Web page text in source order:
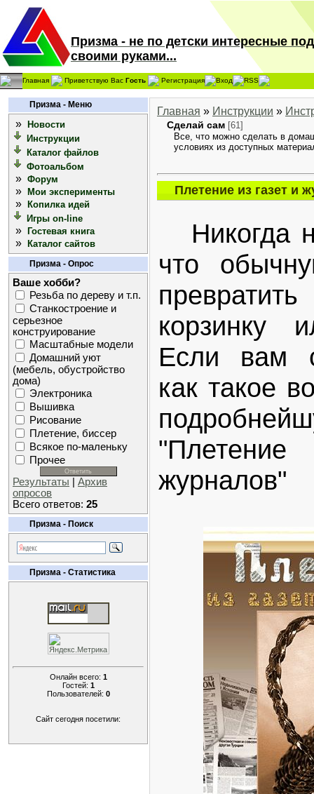
Призма - не по детски интересные
своими руками...
Главная Приветствую Вас Гость Регистрация Вход RSS
Призма - Меню
»
Новости
Инструкции
Каталог файлов
Фотоальбом
» Форум
» Мои эксперименты
»
Копилка идей
Игры on-line
» Гостевая книга
» Каталог сайтов
Призма - Опрос
Ваше хобби?
Резьба по дереву и т.п.
Станкостроение и
серьезное
конструирование
Масштабные модели
Домашний уют
(мебель, обустройство
дома)
Электроника
Вышивка
Рисование
Плетение, биссер
Всякое по-маленьку
Прочее
Результаты
Архив
опросов
Всего ответов: 25
Призма - Поиск
Призма - Статистика
Онлайн всего: 1
Гостей: 1
Пользователей: 0
Сайт сегодня посетили:
Главная » Инструкции »
Сделай сам [61]
Все, что можно сделать в
условиях из доступных
Плетение из газет и
Никогда
что
корзинку
Если вам
как такое
журналов"